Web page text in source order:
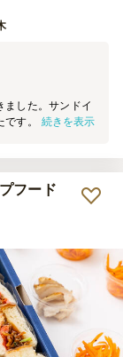
した。サンドイ
です。量も大人の
続きを表示
フード